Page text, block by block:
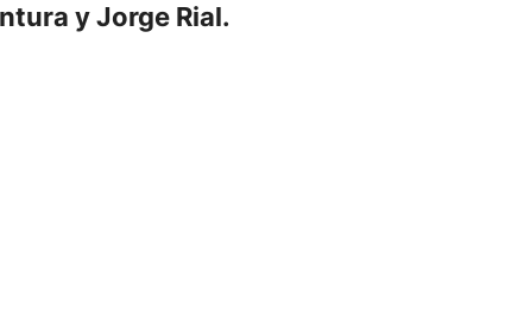
y Jorge Rial.